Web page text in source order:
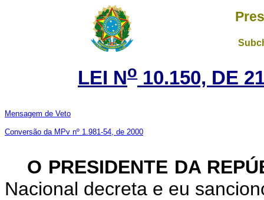
LEI No 10.150, DE
Mensagem de Veto
Conversão da MPv nº 1.981-54, de 2000
O PRESIDENTE DA
Nacional decreta e eu